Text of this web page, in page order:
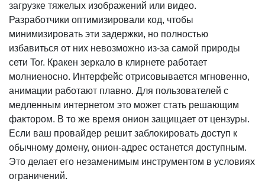
загрузке тяжелых изображений или видео.
Разработчики оптимизировали код, чтобы
минимизировать эти задержки, но полностью
избавиться от них невозможно из-за самой природы
сети Tor. Кракен зеркало в клирнете работает
молниеносно. Интерфейс отрисовывается мгновенно,
анимации работают плавно. Для пользователей с
медленным интернетом это может стать решающим
фактором. В то же время онион защищает от цензуры.
Если ваш провайдер решит заблокировать доступ к
обычному домену, онион-адрес останется доступным.
Это делает его незаменимым инструментом в условиях
ограничений.